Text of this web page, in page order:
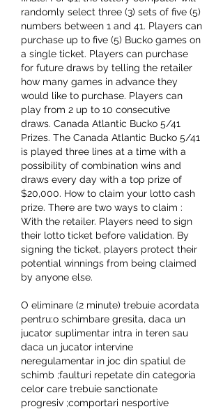
randomly select three (3) sets of five (5)
numbers between 1 and 41. Players can
purchase up to five (5) Bucko games on
a single ticket. Players can purchase
for future draws by telling the retailer
how many games in advance they
would like to purchase. Players can
play from 2 up to 10 consecutive
draws. Canada Atlantic Bucko 5/41
Prizes. The Canada Atlantic Bucko 5/41
is played three lines at a time with a
possibility of combination wins and
draws every day with a top prize of
$20,000. How to claim your lotto cash
prize. There are two ways to claim :
With the retailer. Players need to sign
their lotto ticket before validation. By
signing the ticket, players protect their
potential winnings from being claimed
by anyone else.
O eliminare (2 minute) trebuie acordata
pentru:o schimbare gresita, daca un
jucator suplimentar intra in teren sau
daca un jucator intervine
neregulamentar in joc din spatiul de
schimb ;faulturi repetate din categoria
celor care trebuie sanctionate
progresiv ;comportari nesportive